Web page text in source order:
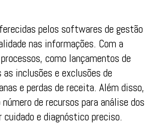
pelos softwares de gestão
nas informações. Com a
como lançamentos de
inclusões e exclusões de
e perdas de receita. Além disso,
de recursos para análise dos
e diagnóstico preciso.